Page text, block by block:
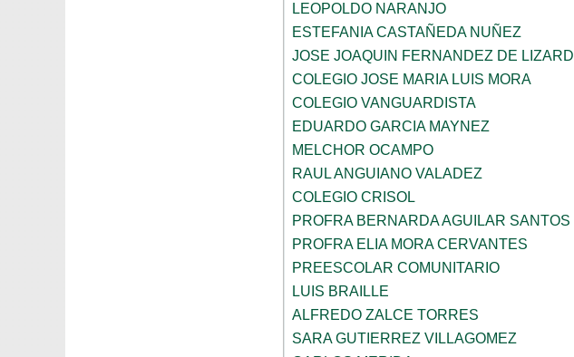
LEOPOLDO NARANJO
ESTEFANIA CASTAÑEDA NUÑEZ
JOSE JOAQUIN FERNANDEZ DE LIZARDI
COLEGIO JOSE MARIA LUIS MORA
COLEGIO VANGUARDISTA
EDUARDO GARCIA MAYNEZ
MELCHOR OCAMPO
RAUL ANGUIANO VALADEZ
COLEGIO CRISOL
PROFRA BERNARDA AGUILAR SANTOS
PROFRA ELIA MORA CERVANTES
PREESCOLAR COMUNITARIO
LUIS BRAILLE
ALFREDO ZALCE TORRES
SARA GUTIERREZ VILLAGOMEZ